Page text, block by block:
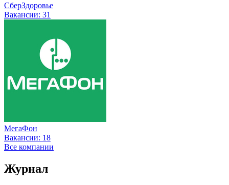
СберЗдоровье
Вакансии: 31
МегаФон
Вакансии: 18
Все компании
Журнал